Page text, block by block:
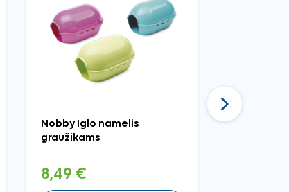
Nobby Iglo namelis
graužikams
8,49 €
Tęsti